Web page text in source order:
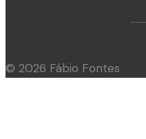
© 2026 Fábio Fontes